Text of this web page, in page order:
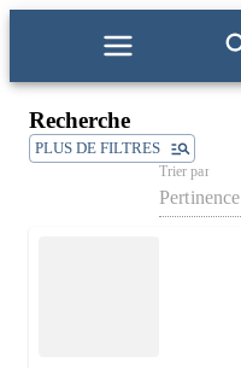
Recherche
PLUS DE FILTRES
Trier par
Pertinence